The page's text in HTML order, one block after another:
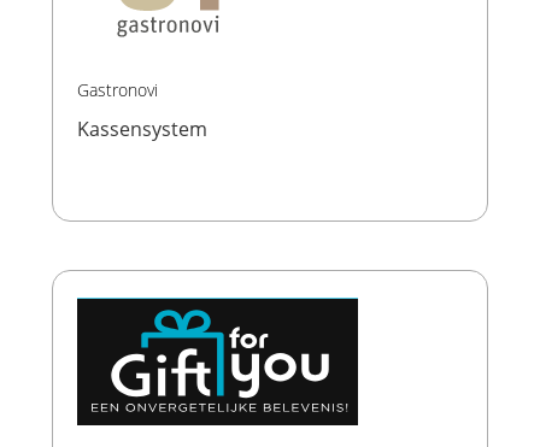
Gastronovi
Kassensystem